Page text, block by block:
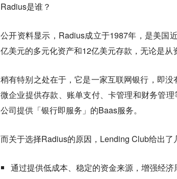
Radius是谁？
公开资料显示，Radius成立于1987年，是美国
亿美元的多元化资产和12亿美元存款，无论是从
稍有特别之处在于，它是一家互联网银行，即
微企业提供存款、账单支付、卡管理和财务管
公司提供「银行即服务」的Baas服务。
而关于选择Radius的原因，Lending Club给出了
通过提供低成本、稳定的资金来源，增强经济